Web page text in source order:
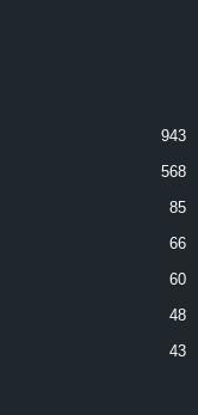
943
568
85
66
60
48
43